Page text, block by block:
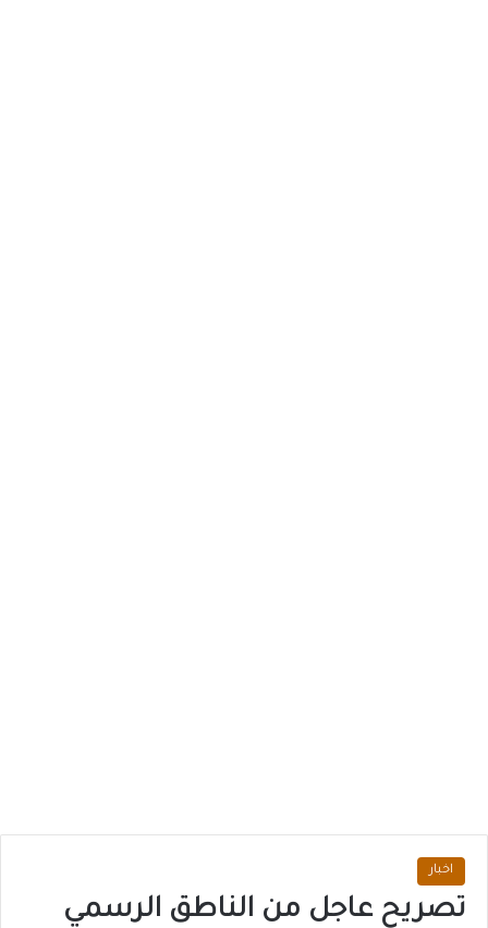
اخبار
تصريح عاجل من الناطق الرسمي